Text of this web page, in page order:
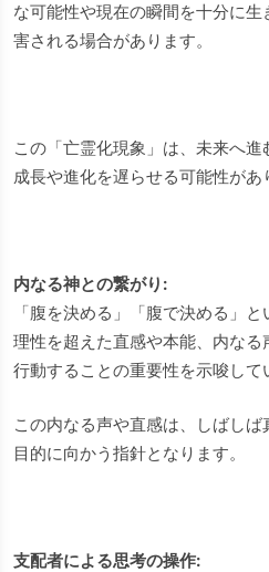
な可能性や現在の瞬間を十分に生
害される場合があります。
この「亡霊化現象」は、未来へ進
成長や進化を遅らせる可能性があ
内なる神との繋がり:
「腹を決める」「腹で決める」
理性を超えた直感や本能、内なる
行動することの重要性を示唆して
この内なる声や直感は、しばしば
目的に向かう指針となります。
支配者による思考の操作: